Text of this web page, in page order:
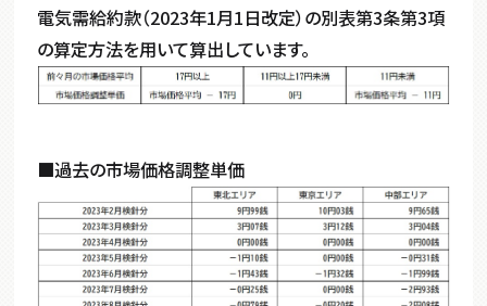
電気需給約款（2023年1月1日改定）の別表第3条第3項
の算定方法を用いて算出しています。
■過去の市場価格調整単価